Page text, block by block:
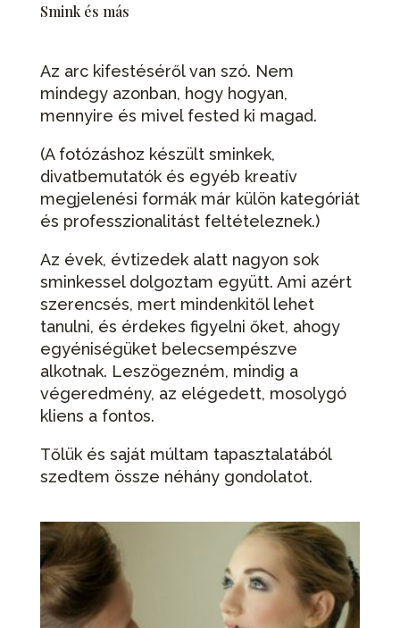
Smink és más
Az arc kifestéséről van szó. Nem
mindegy azonban, hogy hogyan,
mennyire és mivel fested ki magad.
(A fotózáshoz készült sminkek,
divatbemutatók és egyéb kreatív
megjelenési formák már külön kategóriát
és professzionalitást feltételeznek.)
Az évek, évtizedek alatt nagyon sok
sminkessel dolgoztam együtt. Ami azért
szerencsés, mert mindenkitől lehet
tanulni, és érdekes figyelni őket, ahogy
egyéniségüket belecsempészve
alkotnak. Leszögezném, mindig a
végeredmény, az elégedett, mosolygó
kliens a fontos.
Tőlük és saját múltam tapasztalatából
szedtem össze néhány gondolatot.